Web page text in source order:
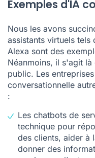
Exemples d'IA
Nous les avons
assistants virtuels tels
Alexa sont des
Néanmoins, il s'agit
public. Les
conversationnelle
:
Les chatbots de
technique pour
des clients, aider à
donner des